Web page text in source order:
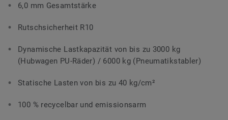
6,0 mm Gesamtstärke
Rutschsicherheit R10
Dynamische Lastkapazität von bis zu 3000 kg
(Hubwagen PU-Räder) / 6000 kg (Pneumatikstabler)
Statische Lasten von bis zu 40 kg/cm²
100 % recycelbar und emissionsarm